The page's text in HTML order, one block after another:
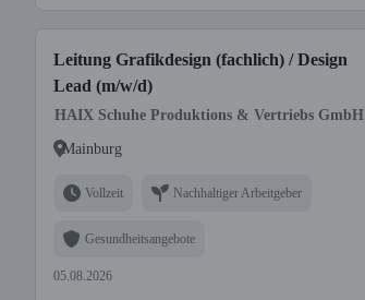
Leitung Grafikdesign (fachlich) / Design
Lead (m/w/d)
HAIX Schuhe Produktions & Vertriebs GmbH
Mainburg
Vollzeit Nachhaltiger Arbeitgeber
Gesundheitsangebote
05.08.2026